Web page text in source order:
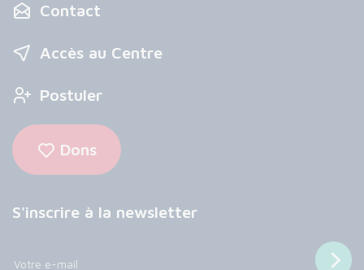
Contact
Accès au Centre
Postuler
Dons
S'inscrire à la newsletter